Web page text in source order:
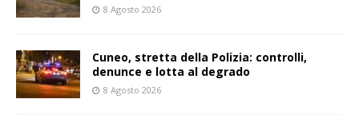
8 Agosto 2026
Cuneo, stretta della Polizia: controlli,
denunce e lotta al degrado
8 Agosto 2026